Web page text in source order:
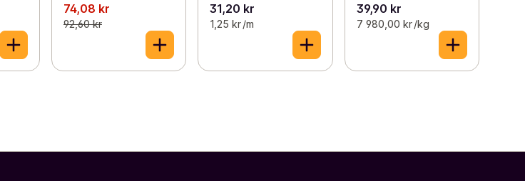
74,08 kr
92,60 kr
31,20 kr
1,25 kr /m
39,90 kr
7 980,00 kr /kg